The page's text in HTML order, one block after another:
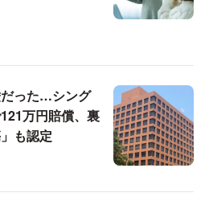
だった…シング
万円賠償、裏
も認定